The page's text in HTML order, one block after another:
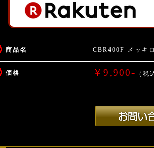
商品名 CBR400F メッキ
価格 ￥9,900- （税